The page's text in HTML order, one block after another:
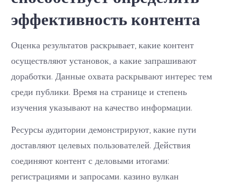
эффективность контента
Оценка результатов раскрывает, какие контент
осуществляют установок, а какие запрашивают
доработки. Данные охвата раскрывают интерес тем
среди публики. Время на странице и степень
изучения указывают на качество информации.
Ресурсы аудитории демонстрируют, какие пути
доставляют целевых пользователей. Действия
соединяют контент с деловыми итогами:
регистрациями и запросами. казино вулкан